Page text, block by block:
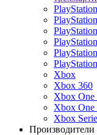
PlayStation
Xbox
Xbox 360
Xbox One
Xbox One
Xbox
Производители